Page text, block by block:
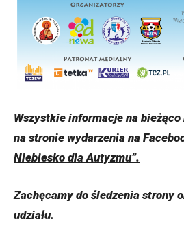
Wszystkie informacje na bieżąco
na stronie wydarzenia na
Niebiesko dla Autyzmu”.
Zachęcamy do śledzenia strony
udziału.